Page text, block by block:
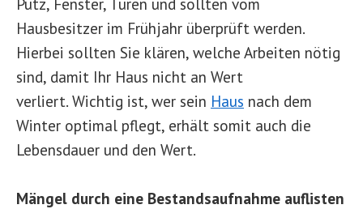
Hausbesitzer im Frühjahr überprüft werden.
Hierbei sollten Sie klären, welche Arbeiten nötig
sind, damit Ihr Haus nicht an Wert
verliert. Wichtig ist, wer sein Haus nach dem
Winter optimal pflegt, erhält somit auch die
Lebensdauer und den Wert.
Mängel durch eine Bestandsaufnahme auflisten